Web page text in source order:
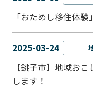
「おためし移住体
2025-03-24
【銚子市】地域お
します！